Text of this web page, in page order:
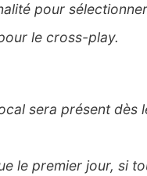
pour
le cross-play.
sera présent dès
le premier jour, si